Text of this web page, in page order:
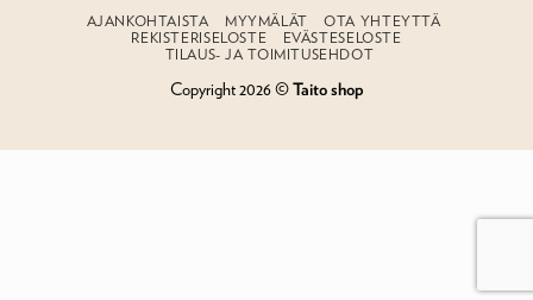
AJANKOHTAISTA MYYMÄLÄT
OTA YHTEYTTÄ
REKISTERISELOSTE
EVÄSTESELOSTE
TILAUS- JA TOIMITUSEHDOT
Copyright 2026 ©Taito shop